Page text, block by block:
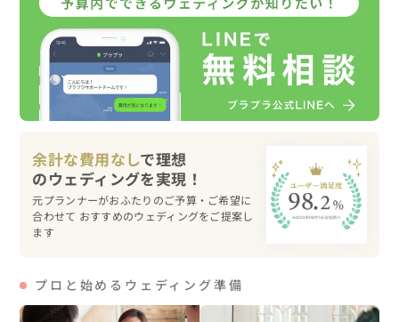
10年前の約束を叶えて、家族の絆と愛を深く感じる事の出
来た1日でした。
10年前からのお友達も、夫婦となってからのお友達も、み
んな家族の事が大好きで、2人と家族のことが大好きで、
心の底から応援しているのがとても伝わってきて、家族っ
大切な大切な10周年のバウリニューアルウェディングパー
ティのお手伝いが出来て本当に幸せでした！
これからの10年も家族にとって幸せな出来事が沢山訪れる
10年になりますように。
ずっとずっと幸せに！
余計な費用なしで理想
元プランナーがおふたりのご予算・ご希望に
合わせて おすすめのウェディングをご提案し
ます
プロと始めるウェディング準備